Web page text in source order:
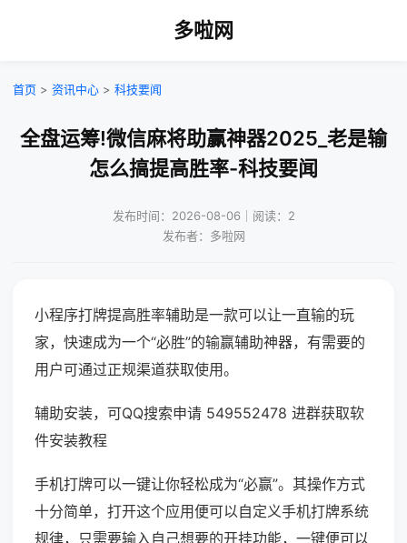
多啦网
首页 > 资讯中心 > 科技要闻
全盘运筹!微信麻将助赢神器2025_老是输
怎么搞提高胜率-科技要闻
发布时间：2026-08-06｜阅读：2
发布者：多啦网
小程序打牌提高胜率辅助是一款可以让一直输的玩
家，快速成为一个“必胜”的输赢辅助神器，有需要的
用户可通过正规渠道获取使用。
辅助安装，可QQ搜索申请 549552478 进群获取软
件安装教程
手机打牌可以一键让你轻松成为“必赢”。其操作方式
十分简单，打开这个应用便可以自定义手机打牌系统
规律，只需要输入自己想要的开挂功能，一键便可以